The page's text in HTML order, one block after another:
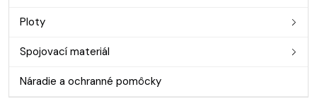
Ploty
Spojovací materiál
Náradie a ochranné pomôcky